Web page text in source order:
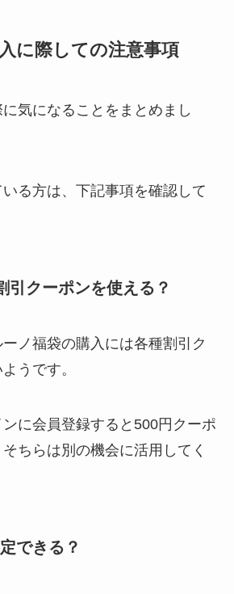
に際しての注意事項
気になることをまとめまし
る方は、下記事項を確認して
引クーポンを使える？
ノ福袋の購入には各種割引ク
うです。
に会員登録すると500円クーポ
ちらは別の機会に活用してく
できる？